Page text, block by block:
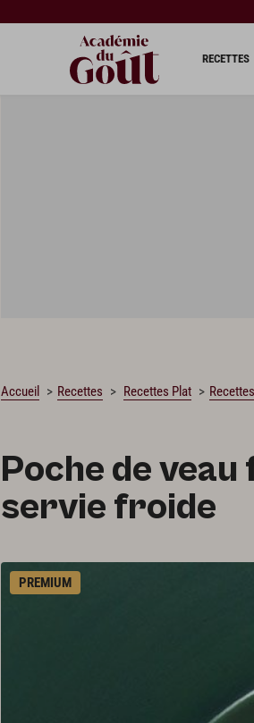
RECETTES
Accueil Recettes Recettes Plat
Poche de
servie froide
PREMIUM